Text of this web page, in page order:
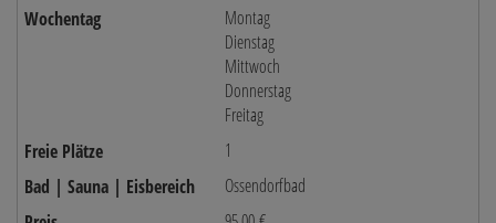
Montag
Dienstag
Mittwoch
Donnerstag
Freitag
1
Ossendorfbad